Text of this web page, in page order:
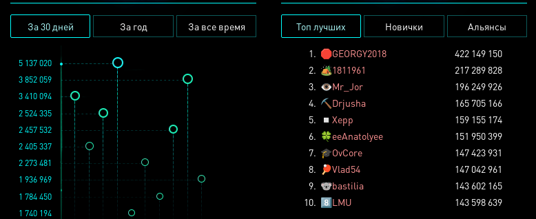
За 30 дней За год За все время
1 936 969
3 852 059
2 457 532
1 784 450
2 273 481
1 740 194
5 137 020
2 524 335
2 405 337
3 410 094
Топ лучших Новички Альянсы
1. 🛑GEORGY2018
422 149 150
2. 🏕️1811961
217 289 828
3. 👁️Mr_Jor
196 249 926
4. ⛏️ Drjusha
165 705 166
5.
◽ Xepp
159 155 174
6. 🍀eeAnatolyee
151 950 399
7. 🎓OvCore
147 423 931
8.
🏓Vlad54
147 042 961
9. 🐨bastilia
143 602 165
10. 8️⃣LMU 143 598 639